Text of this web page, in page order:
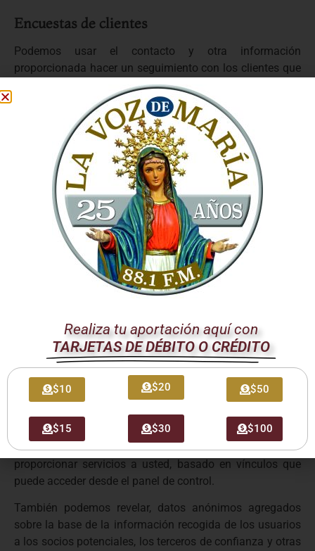
Encuestas de clientes
Podemos usar el contacto y otra información
proporcionada hacer un seguimiento con los clientes que
respondan a nuestras encuestas a los clientes para
ayudar a resolver problemas internos o con nuestros
socios de terceros. Por ejemplo, LA VOZ DE MARÍA puede
ponerse en contacto con los clientes sobre la base de sus
respuestas a la encuesta o para resaltar ciertos cambios
que hicimos en respuesta a comentarios de los clientes.
C) ¿Cómo compartimos su
información?
LA VOZ DE MARÍA comparte la información que nos
proporciona de las siguientes formas:
Con socios y patrocinadores
o promovidos a nuestros clientes en conjunto con un
socio o patrocinador, u otra marca o empresa dentro de
nuestra familia corporativa.
Podemos compartir su información con estas partes para
ofrecer el producto o servicio o para facilitar el uso de los
servicios adicionales que se incluyen con su cuenta de
hosting. Por ejemplo, uno de nuestros socios puede
proporcionar servicios a usted, basado en vínculos que
puede acceder desde el panel de control.
También podemos revelar, datos anónimos agregados
sobre la base de la información recogida de los usuarios
a los socios potenciales, los terceros de confianza y otras
Realiza tu aportación aquí con
TARJETAS DE DÉBITO O CRÉDITO
$10
$15
$20
$30
$50
$100